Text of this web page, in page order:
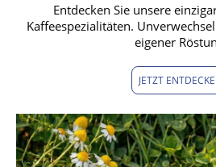
Entdecken Sie unsere
Kaffeespezialitäten.
eigener
JETZT